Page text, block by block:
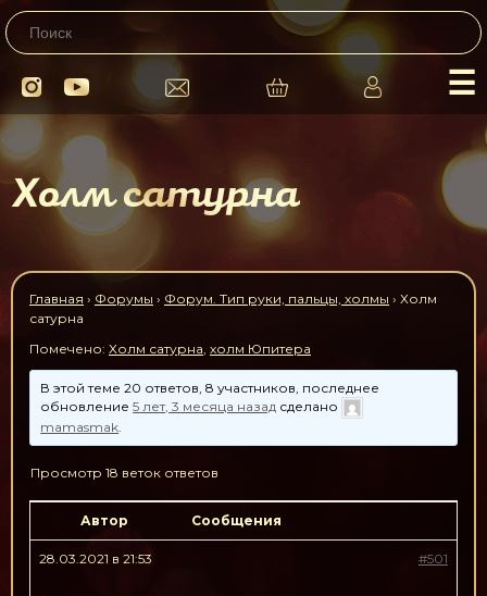
☰
Холм сатурна
Главная › Форумы › Форум. Тип руки, пальцы, холмы › Холм
сатурна
Помечено: Холм сатурна, холм Юпитера
В этой теме 20 ответов, 8 участников, последнее
обновление5 лет, 3 месяца назад сделано
mamasmak.
Просмотр 18 веток ответов
Автор Сообщения
28.03.2021 в 21:53 #501